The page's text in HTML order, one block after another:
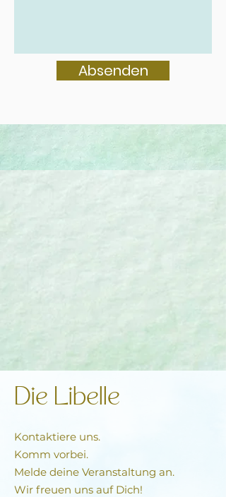
Absenden
Die Libelle
Kontaktiere uns.
Komm vorbei.
Melde deine Veranstaltung an.
Wir freuen uns auf Dich!